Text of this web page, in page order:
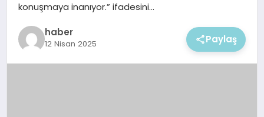
konuşmaya inanıyor.” ifadesini…
haber
12 Nisan 2025 Paylaş